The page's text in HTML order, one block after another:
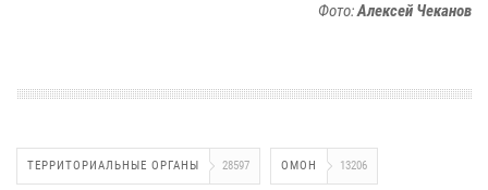
Фото:Алексей Чеканов
ТЕРРИТОРИАЛЬНЫЕ ОРГАНЫ 28597 ОМОН 13206